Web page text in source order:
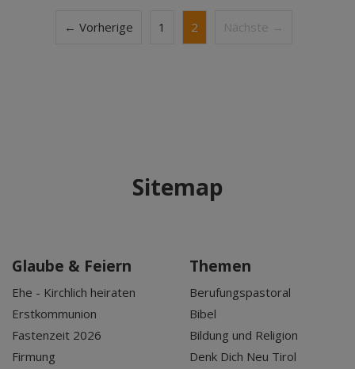
← Vorherige 1 2 Nächste →
Sitemap
Glaube & Feiern
Ehe - Kirchlich heiraten
Erstkommunion
Fastenzeit 2026
Firmung
Themen
Berufungspastoral
Bibel
Bildung und Religion
Denk Dich Neu Tirol